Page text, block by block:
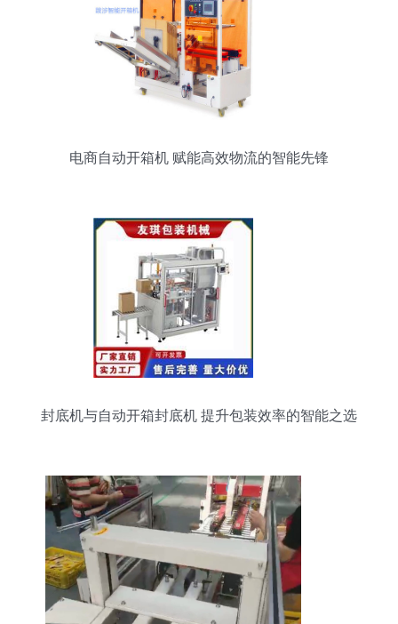
电商自动开箱机 赋能高效物流的智能先锋
封底机与自动开箱封底机 提升包装效率的智能之选